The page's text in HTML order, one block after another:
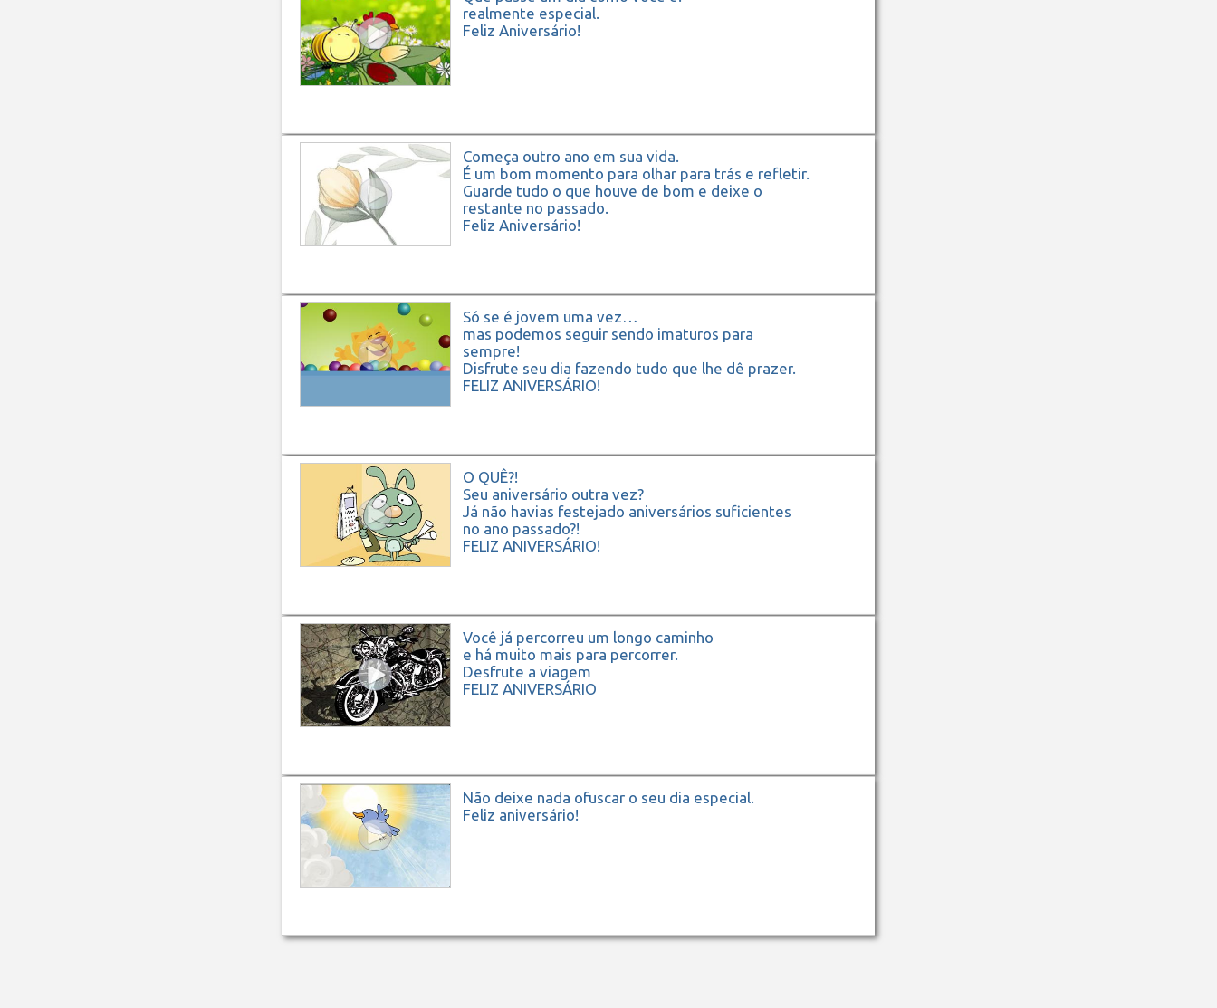
realmente especial.
Feliz Aniversário!
Começa outro ano em sua vida.
É um bom momento para olhar para trás e refletir.
Guarde tudo o que houve de bom e deixe o
restante no passado.
Feliz Aniversário!
Só se é jovem uma vez…
mas podemos seguir sendo imaturos para
sempre!
Disfrute seu dia fazendo tudo que lhe dê prazer.
FELIZ ANIVERSÁRIO!
O QUÊ?!
Seu aniversário outra vez?
Já não havias festejado aniversários suficientes
no ano passado?!
FELIZ ANIVERSÁRIO!
Você já percorreu um longo caminho
e há muito mais para percorrer.
Desfrute a viagem
FELIZ ANIVERSÁRIO
Não deixe nada ofuscar o seu dia especial.
Feliz aniversário!